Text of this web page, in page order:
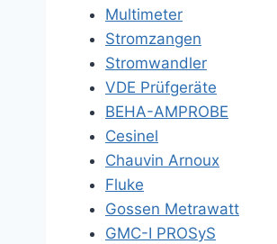
Multimeter
Stromzangen
Stromwandler
VDE Prüfgeräte
BEHA-AMPROBE
Cesinel
Chauvin Arnoux
Fluke
Gossen Metrawatt
GMC-I PROSyS